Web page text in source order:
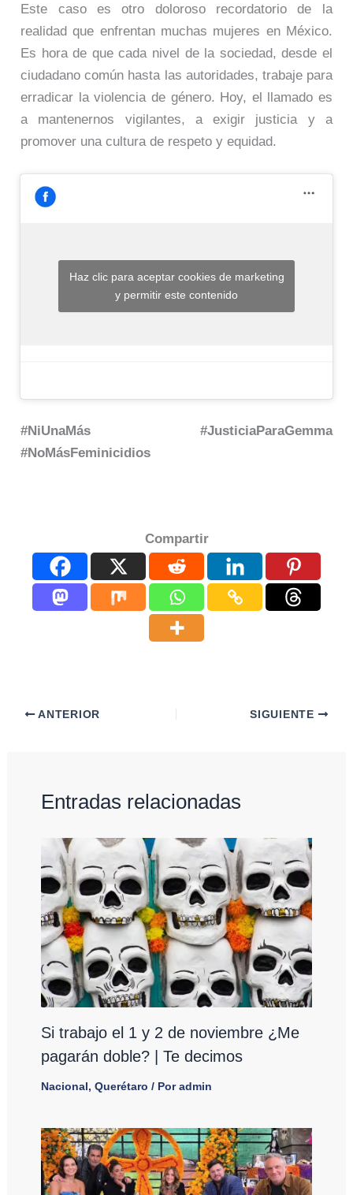
Este caso es otro doloroso recordatorio de la
realidad que enfrentan muchas mujeres en México.
Es hora de que cada nivel de la sociedad, desde el
ciudadano común hasta las autoridades, trabaje para
erradicar la violencia de género. Hoy, el llamado es
a mantenernos vigilantes, a exigir justicia y a
promover una cultura de respeto y equidad.
Haz clic para aceptar cookies de marketing
y permitir este contenido
#NiUnaMás #JusticiaParaGemma
#NoMásFeminicidios
Compartir
ANTERIOR SIGUIENTE
Entradas relacionadas
Si trabajo el 1 y 2 de noviembre ¿Me
pagarán doble? | Te decimos
Nacional, Querétaro / Poradmin